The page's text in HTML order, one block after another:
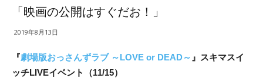
「映画の公開はすぐだお！」
2019年8月13日
『劇場版おっさんずラブ ～LOVE or DEAD～ 』スキマスイ
ッチLIVEイベント（11/15）